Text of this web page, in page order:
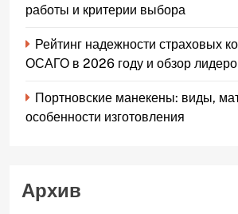
работы и критерии выбора
Рейтинг надежности страховых
ОСАГО в 2026 году и обзор
Портновские манекены: виды,
особенности изготовления
Архив